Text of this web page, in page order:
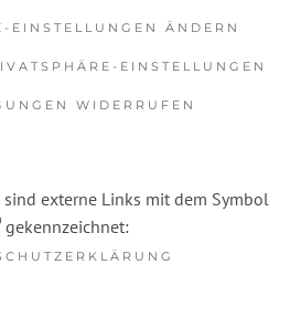
EINSTELLUNGEN ÄNDERN
EINSTELLUNGEN
WIDERRUFEN
externe Links mit dem Symbol
gekennzeichnet: